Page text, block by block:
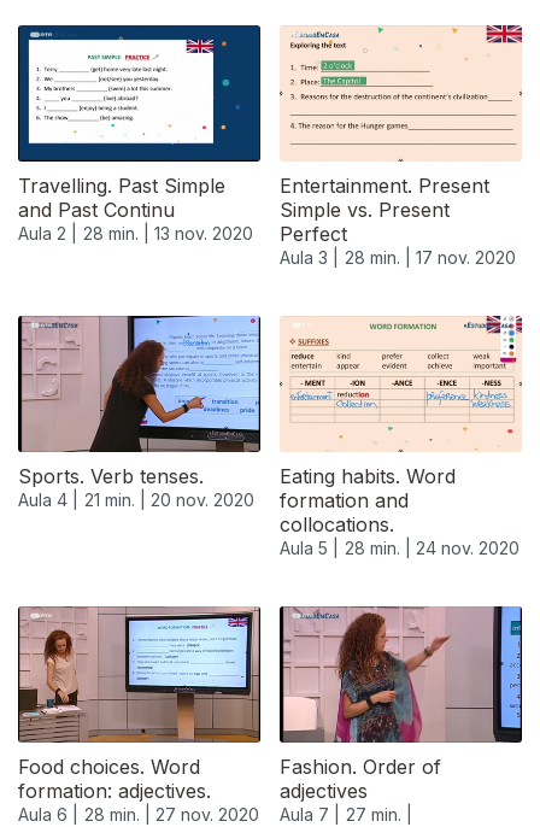
Travelling. Past Simple
and Past Continu
Aula 2 | 28 min. | 13 nov. 2020
Entertainment. Present
Simple vs. Present
Perfect
Aula 3 | 28 min. | 17 nov. 2020
Sports. Verb tenses.
Aula 4 | 21 min. | 20 nov. 2020
Eating habits. Word
formation and
collocations.
Aula 5 | 28 min. | 24 nov. 2020
Food choices. Word
formation: adjectives.
Aula 6 | 28 min. | 27 nov. 2020
Fashion. Order of
adjectives
Aula 7 |
27 min. |